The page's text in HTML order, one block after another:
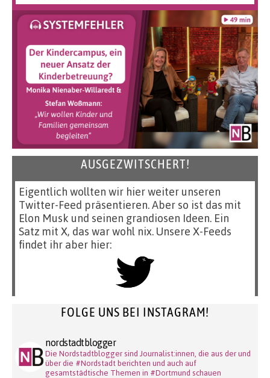
AUSGEZWITSCHERT!
Eigentlich wollten wir hier weiter unseren
Twitter-Feed präsentieren. Aber so ist das mit
Elon Musk und seinen grandiosen Ideen. Ein
Satz mit X, das war wohl nix. Unsere X-Feeds
findet ihr aber hier:
FOLGE UNS BEI INSTAGRAM!
nordstadtblogger
Die Nordstadtblogger sind Journalist:innen, die aus der und
über die #Nordstadt berichten und auch auf
gesamtstädtische Themen in #Dortmund schauen